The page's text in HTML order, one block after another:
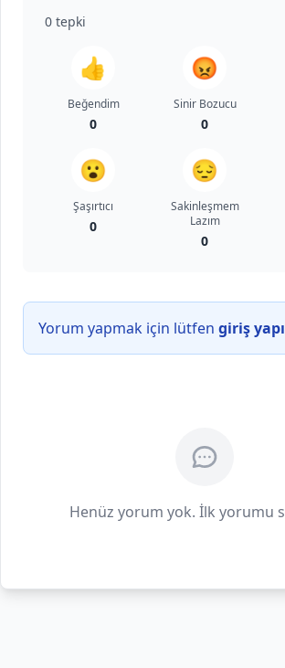
0 tepki
👍
Beğendim
0
😡
Sinir Bozucu
0
😮
Şaşırtıcı
0
😔
Sakinleşmem
Lazım
0
Yorum yapmak için lütfen giriş
Henüz yorum yok. İlk yorumu